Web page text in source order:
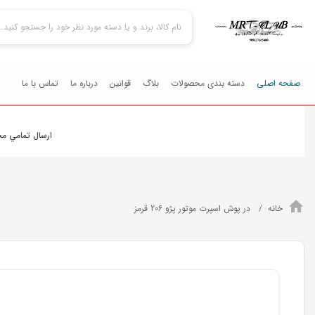
صفحه اصلی دسته بندی محصولات بلاگ قوانین درباره ما تماس با ما
ارسال تمامي
خانه در پوش اسپرت موتور پژو 206 قرمز